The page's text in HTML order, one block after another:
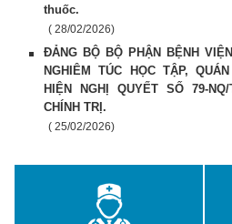
thuốc.
( 28/02/2026)
ĐẢNG BỘ BỘ PHẬN BỆNH
NGHIÊM TÚC HỌC TẬP,
HIỆN NGHỊ QUYẾT SỐ 79-
CHÍNH TRỊ.
( 25/02/2026)